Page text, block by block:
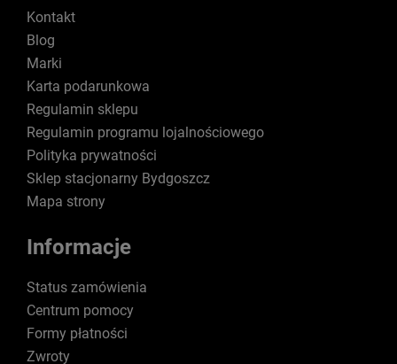
Kontakt
Blog
Marki
Karta podarunkowa
Regulamin sklepu
Regulamin programu lojalnościowego
Polityka prywatności
Sklep stacjonarny Bydgoszcz
Mapa strony
Informacje
Status zamówienia
Centrum pomocy
Formy płatności
Zwroty